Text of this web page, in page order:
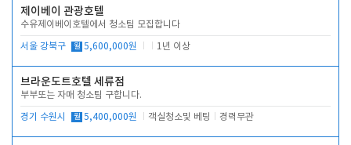
제이베이 관광호텔
수유제이베이호텔에서 청소팀 모집합니다
서울 강북구 월 5,600,000원 1년 이상
브라운도트호텔 세류점
부부또는 자매 청소팀 구합니다.
경기 수원시 월 5,400,000원 객실청소및 베팅 경력무관